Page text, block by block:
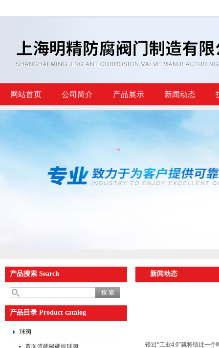
网站首页 公司简介 产品展示 新闻动态
产品搜索 Search
产品目录 Product catalog
球阀
双向流硬碰硬旋球阀
新闻动态
错过“工业4.0”就将错过一个